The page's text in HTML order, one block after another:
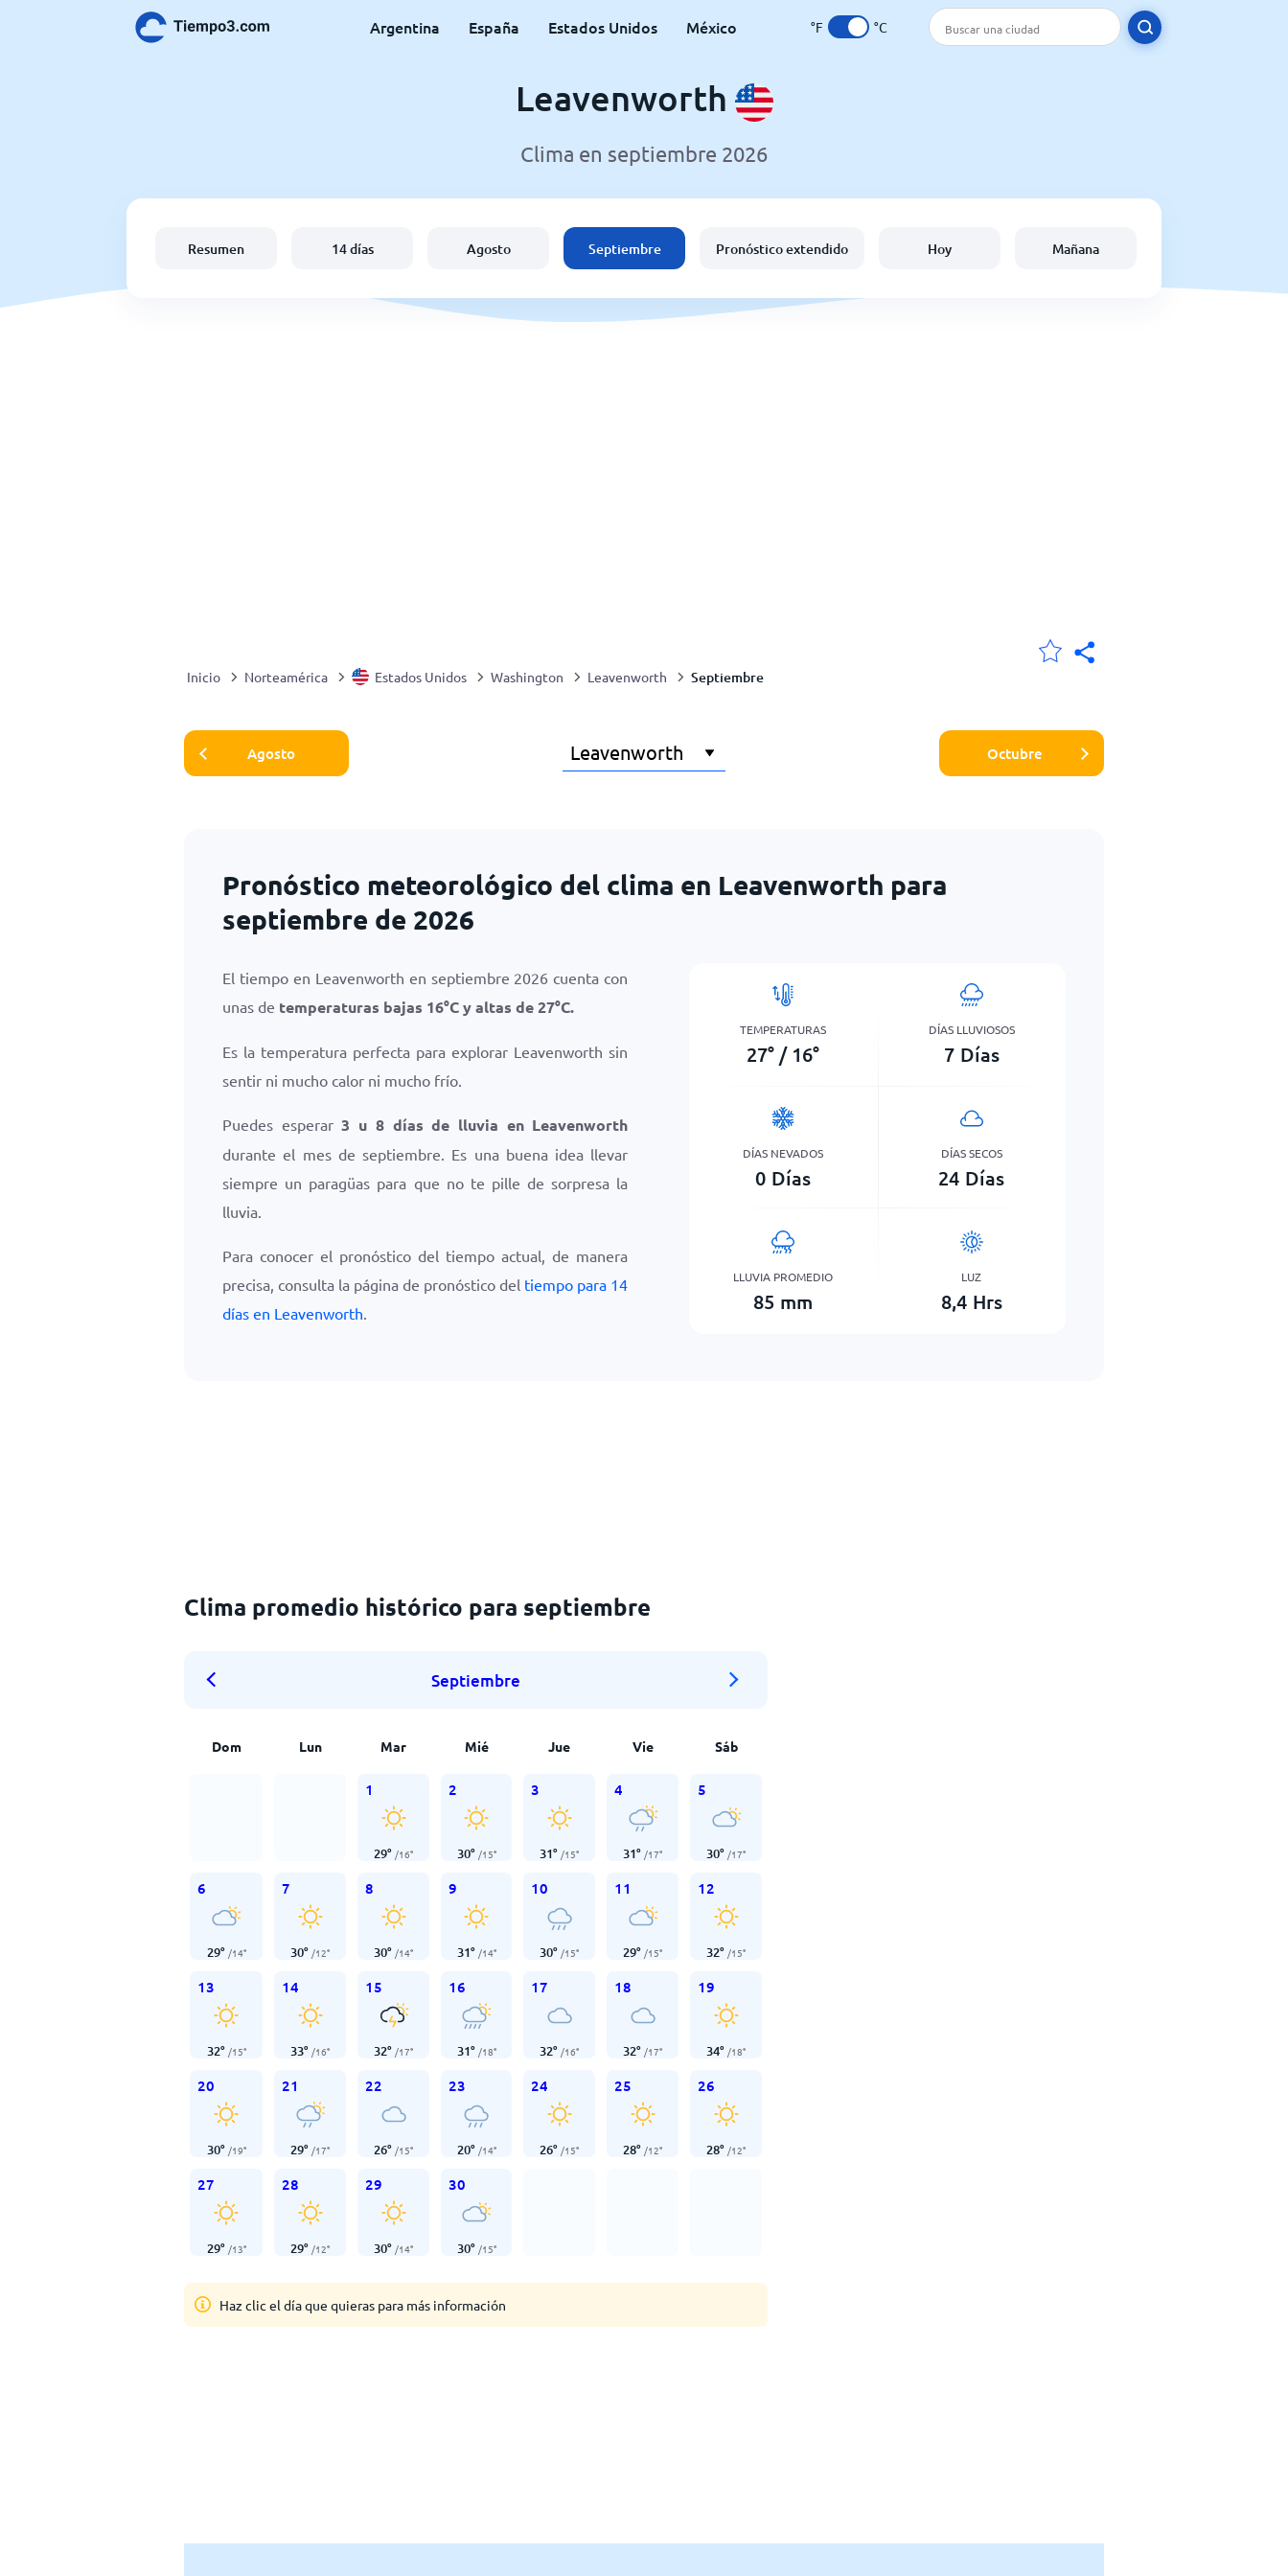
Argentina España Estados Unidos México °F °C
Leavenworth
Clima en septiembre 2026
Resumen 14 días Agosto Septiembre Pronóstico extendido Hoy Mañana
Inicio Norteamérica Estados Unidos Washington Leavenworth Septiembre
Agosto Octubre
Pronóstico meteorológico del clima en Leavenworth para
septiembre de 2026
El tiempo en Leavenworth en septiembre 2026 cuenta con
unas de temperaturas bajas 16°Cy altas de27°C.
Es la temperatura perfecta para explorar Leavenworth sin
sentir ni mucho calor ni mucho frío.
Puedes esperar3 u 8 días de lluvia en Leavenworth
durante el mes de septiembre. Es una buena idea llevar
siempre un paragüas para que no te pille de sorpresa la
lluvia.
Para conocer el pronóstico del tiempo actual, de manera
precisa, consulta la página de pronóstico del tiempo para 14
días en Leavenworth.
TEMPERATURAS
27° / 16°
DÍAS LLUVIOSOS
7 Días
DÍAS NEVADOS
0 Días
DÍAS SECOS
24 Días
LLUVIA PROMEDIO
85 mm
LUZ
8,4 Hrs
Clima promedio histórico para septiembre
Septiembre
Dom Lun Mar Mié Jue Vie Sáb
1
29° /16°
2
30° /15°
3
31° /15°
4
31° /17°
5
30° /17°
6
29° /14°
7
30° /12°
8
30° /14°
9
31° /14°
10
30° /15°
11
29° /15°
12
32° /15°
13
32° /15°
14
33° /16°
15
32° /17°
16
31° /18°
17
32° /16°
18
32° /17°
19
34° /18°
20
30° /19°
21
29° /17°
22
26° /15°
23
20° /14°
24
26° /15°
25
28° /12°
26
28° /12°
27
29° /13°
28
29° /12°
29
30° /14°
30
30° /15°
Haz clic el día que quieras para más información